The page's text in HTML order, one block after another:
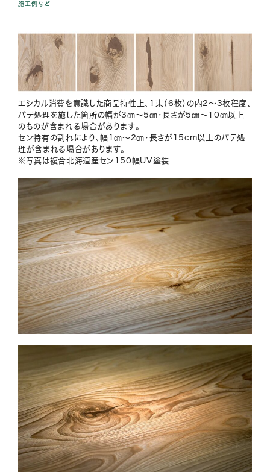
施工例など
エシカル消費を意識した商品特性上、1束（6枚）の内2～3枚程度、
パテ処理を施した箇所の幅が3㎝～5㎝・長さが5㎝～10㎝以上
のものが含まれる場合があります。
セン特有の割れにより、幅1㎝～2㎝・長さが15cm以上のパテ処
理が含まれる場合があります。
※写真は複合北海道産セン150幅UV塗装